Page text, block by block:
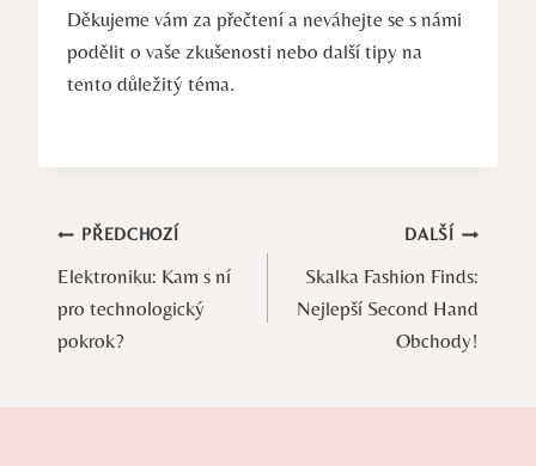
Děkujeme vám za přečtení a neváhejte se s námi
podělit o vaše zkušenosti nebo další tipy na
tento důležitý téma.
Navigace
pro
příspěvek
PŘEDCHOZÍ
Elektroniku: Kam s ní
pro technologický
pokrok?
DALŠÍ
Skalka Fashion Finds:
Nejlepší Second Hand
Obchody!